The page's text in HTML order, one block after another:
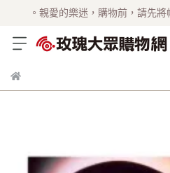
。親愛的樂迷，購物前，請先